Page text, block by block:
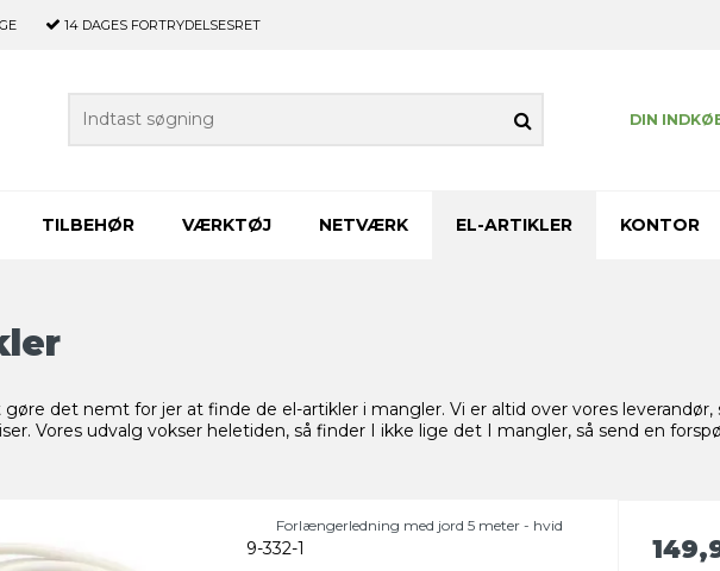
14 DAGES FORTRYDELSESRET
DIN
TILBEHØR VÆRKTØJ NETVÆRK EL-ARTIKLER KONTOR
det nemt for jer at finde de el-artikler i mangler. Vi er altid over vores leverandør,
Vores udvalg vokser heletiden, så finder I ikke lige det I mangler, så send en
Forlængerledning med jord 5 meter - hvid
9-332-1